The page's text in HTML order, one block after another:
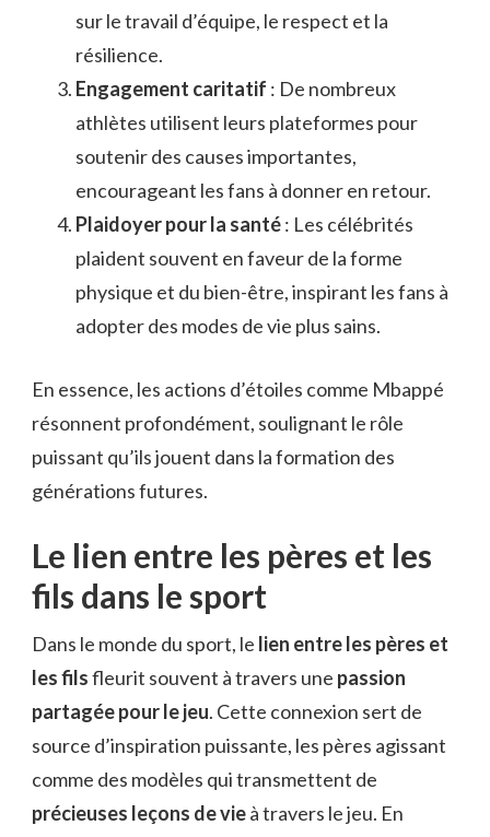
sur le travail d’équipe, le respect et la
résilience.
Engagement caritatif : De nombreux
athlètes utilisent leurs plateformes pour
soutenir des causes importantes,
encourageant les fans à donner en retour.
Plaidoyer pour la santé: Les célébrités
plaident souvent en faveur de la forme
physique et du bien-être, inspirant les fans à
adopter des modes de vie plus sains.
En essence, les actions d’étoiles comme Mbappé
résonnent profondément, soulignant le rôle
puissant qu’ils jouent dans la formation des
générations futures.
Le lien entre les pères et les
fils dans le sport
Dans le monde du sport, le lien entre les pères et
les filsfleurit souvent à travers une passion
partagée pour le jeu. Cette connexion sert de
source d’inspiration puissante, les pères agissant
comme des modèles qui transmettent de
précieuses leçons de vieà travers le jeu. En